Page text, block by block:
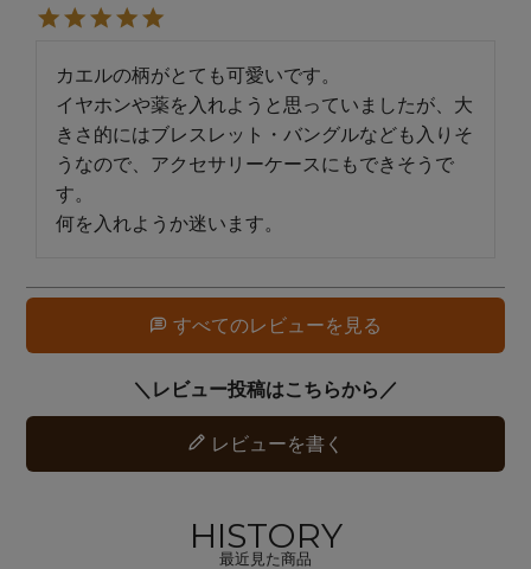
カエルの柄がとても可愛いです。
イヤホンや薬を入れようと思っていましたが、大
きさ的にはブレスレット・バングルなども入りそ
うなので、アクセサリーケースにもできそうで
す。
何を入れようか迷います。
すべてのレビューを見る
レビューを書く
HISTORY
最近見た商品